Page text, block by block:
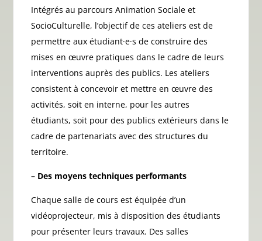
Intégrés au parcours Animation Sociale et
SocioCulturelle, l’objectif de ces ateliers est de
permettre aux étudiant·e·s de construire des
mises en œuvre pratiques dans le cadre de leurs
interventions auprès des publics. Les ateliers
consistent à concevoir et mettre en œuvre des
activités, soit en interne, pour les autres
étudiants, soit pour des publics extérieurs dans le
cadre de partenariats avec des structures du
territoire.
– Des moyens techniques performants
Chaque salle de cours est équipée d’un
vidéoprojecteur, mis à disposition des étudiants
pour présenter leurs travaux. Des salles